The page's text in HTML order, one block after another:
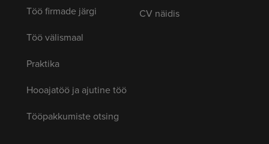
Töö firmade järgi
Töö välismaal
Praktika
Hooajatöö ja ajutine töö
Tööpakkumiste otsing
CV näidis